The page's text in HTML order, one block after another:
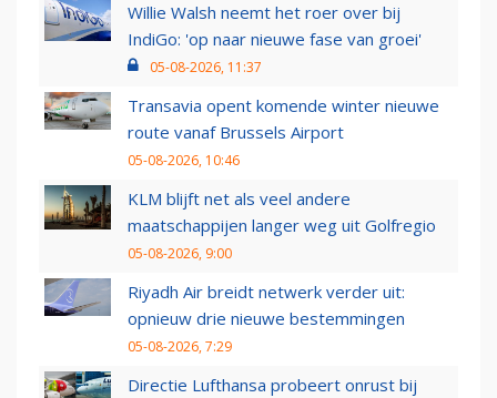
Willie Walsh neemt het roer over bij
IndiGo: 'op naar nieuwe fase van groei'
05-08-2026, 11:37
Transavia opent komende winter nieuwe
route vanaf Brussels Airport
05-08-2026, 10:46
KLM blijft net als veel andere
maatschappijen langer weg uit Golfregio
05-08-2026, 9:00
Riyadh Air breidt netwerk verder uit:
opnieuw drie nieuwe bestemmingen
05-08-2026, 7:29
Directie Lufthansa probeert onrust bij